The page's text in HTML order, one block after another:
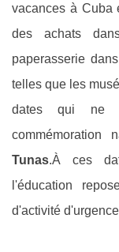
vacances à Cuba
des achats
paperasserie
telles que les
dates qui ne
commémoration
Tunas.À ces
l'éducation
d'activité